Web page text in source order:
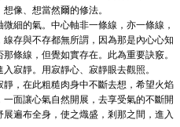
像、想當然爾的修法。
細的氣。中心軸非一條線，亦一條線，
存與不存都無所謂，因為那是內心心知
條線，但覺如實存在。此為重要訣竅。
寂靜。用寂靜心、寂靜眼去觀照。
，在此粗糙肉身中不斷去想，希望火焰
面讓心氣自然開展，去享受氣的不斷開
遍布全身，使之熾盛，剎那之間，進入